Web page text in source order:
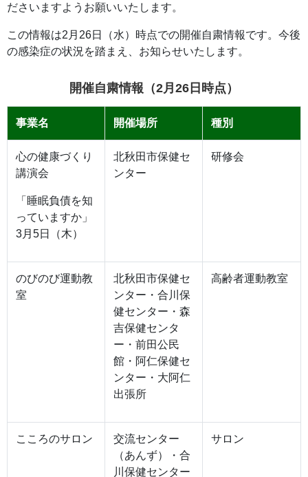
ださいますようお願いいたします。
この情報は2月26日（水）時点での開催自粛情報です。今後
の感染症の状況を踏まえ、お知らせいたします。
開催自粛情報（2月26日時点）
事業名 開催場所 種別
心の健康づくり
講演会
「睡眠負債を知
っていますか」
3月5日（木）
北秋田市保健セ
ンター
研修会
のびのび運動教
室
北秋田市保健セ
ンター・合川保
健センター・森
吉保健センタ
ー・前田公民
館・阿仁保健セ
ンター・大阿仁
出張所
高齢者運動教室
こころのサロン
交流センター
（あんず）・合
川保健センター
サロン